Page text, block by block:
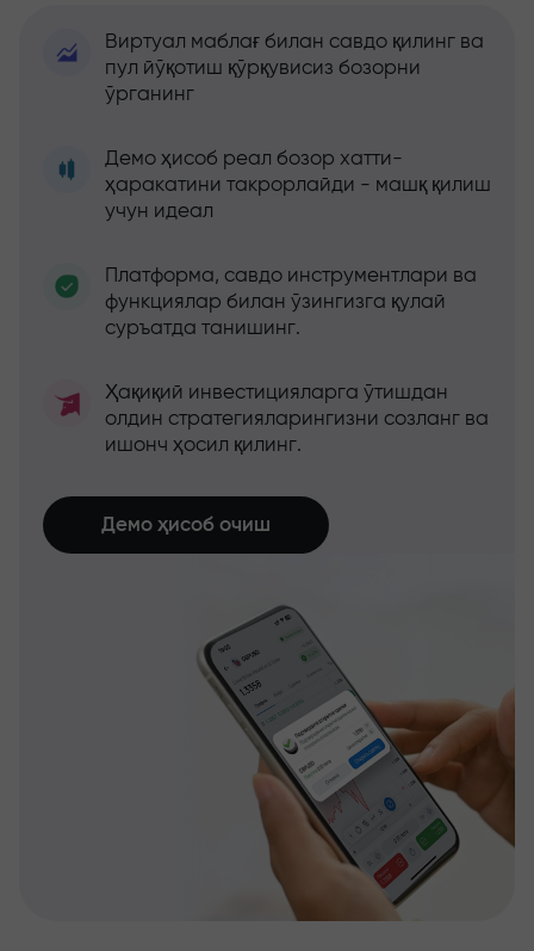
Виртуал маблағ билан савдо қилинг ва
пул йўқотиш қўрқувисиз бозорни
ўрганинг
Демо ҳисоб реал бозор хатти-
ҳаракатини такрорлайди - машқ қилиш
учун идеал
Платформа, савдо инструментлари ва
функциялар билан ўзингизга қулай
суръатда танишинг.
Ҳақиқий инвестицияларга ўтишдан
олдин стратегияларингизни созланг ва
ишонч ҳосил қилинг.
Демо ҳисоб очиш